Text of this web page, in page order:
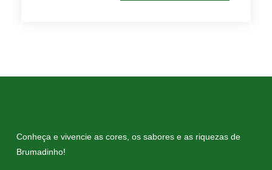
Conheça e vivencie as cores, os sabores e as riquezas de
Brumadinho!